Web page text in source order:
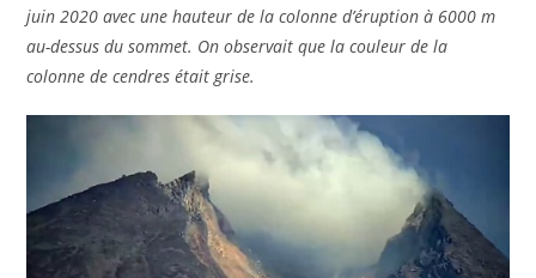
juin 2020 avec une hauteur de la colonne d’éruption à 6000 m
au-dessus du sommet. On observait que la couleur de la
colonne de cendres était grise.